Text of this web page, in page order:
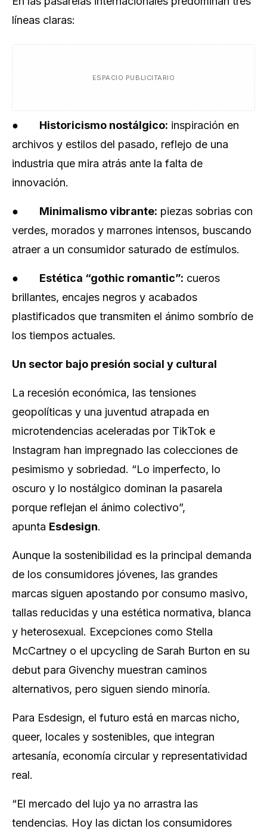
líneas claras:
ESPACIO PUBLICITARIO
● Historicismo nostálgico: inspiración en
archivos y estilos del pasado, reflejo de una
industria que mira atrás ante la falta de
innovación.
● Minimalismo vibrante: piezas sobrias con
verdes, morados y marrones intensos, buscando
atraer a un consumidor saturado de estímulos.
● Estética “gothic romantic”: cueros
brillantes, encajes negros y acabados
plastificados que transmiten el ánimo sombrío de
los tiempos actuales.
Un sector bajo presión social y cultural
La recesión económica, las tensiones
geopolíticas y una juventud atrapada en
microtendencias aceleradas por TikTok e
Instagram han impregnado las colecciones de
pesimismo y sobriedad. “Lo imperfecto, lo
oscuro y lo nostálgico dominan la pasarela
porque reflejan el ánimo colectivo”,
apunta Esdesign.
Aunque la sostenibilidad es la principal demanda
de los consumidores jóvenes, las grandes
marcas siguen apostando por consumo masivo,
tallas reducidas y una estética normativa, blanca
y heterosexual. Excepciones como Stella
McCartney o el upcycling de Sarah Burton en su
debut para Givenchy muestran caminos
alternativos, pero siguen siendo minoría.
Para Esdesign, el futuro está en marcas nicho,
queer, locales y sostenibles, que integran
artesanía, economía circular y representatividad
real.
“El mercado del lujo ya no arrastra las
tendencias. Hoy las dictan los consumidores